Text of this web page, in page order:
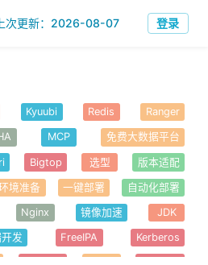
上次更新：2026-08-07 登录
Kyuubi Redis Ranger
MCP 免费大数据平台
Bigtop 选型 版本适配
境准备 一键部署 自动化部署
Nginx 镜像加速 JDK
发 FreeIPA Kerberos